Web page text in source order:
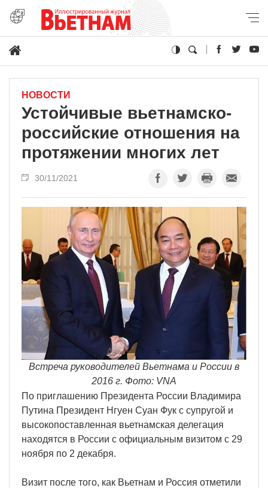
НОВОСТИ
Устойчивые вьетнамско-
российские отношения на
протяжении многих лет
30/11/2021
Встреча руководителей Вьетнама и России в
2016 г. Фото: VNA
По приглашению Президента России Владимира
Путина Президент Нгуен Суан Фук с супругой и
высокопоставленная вьетнамская делегация
находятся в России с официальным визитом с 29
ноября по 2 декабря.
Визит после того, как Вьетнам и Россия отметили